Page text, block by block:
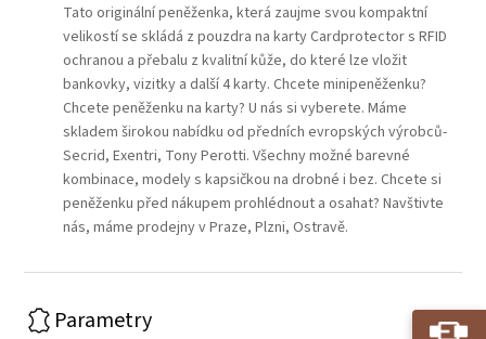
Tato originální peněženka, která zaujme svou kompaktní
velikostí se skládá z pouzdra na karty Cardprotector s RFID
ochranou a přebalu z kvalitní kůže, do které lze vložit
bankovky, vizitky a další 4 karty. Chcete minipeněženku?
Chcete peněženku na karty? U nás si vyberete. Máme
skladem širokou nabídku od předních evropských výrobců-
Secrid, Exentri, Tony Perotti. Všechny možné barevné
kombinace, modely s kapsičkou na drobné i bez. Chcete si
peněženku před nákupem prohlédnout a osahat? Navštivte
nás, máme prodejny v Praze, Plzni, Ostravě.
Parametry